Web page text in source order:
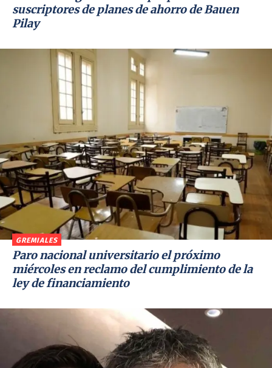
suscriptores de planes de ahorro de Bauen
Pilay
GREMIALES
Paro nacional universitario el próximo
miércoles en reclamo del cumplimiento de la
ley de financiamiento